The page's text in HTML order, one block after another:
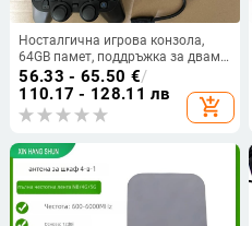
Носталгична игрова конзола,
64GB памет, поддръжка за двама
играчи, MP4 видео плеър, ABS
пластмаса
56.33 - 65.50 €/
110.17 - 128.11 лв
add_shopping_cart